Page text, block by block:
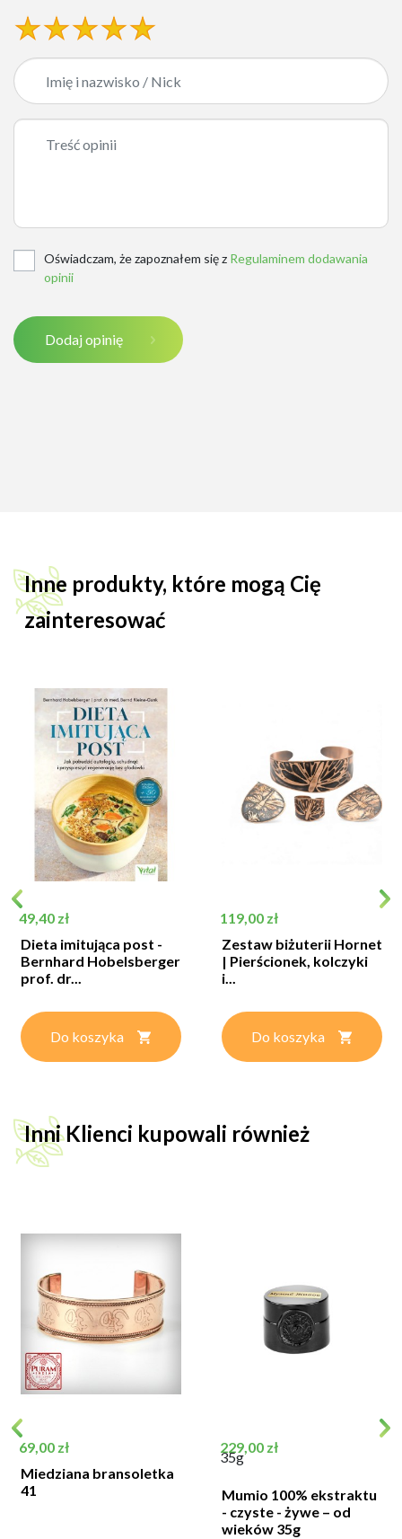
Oświadczam, że zapoznałem się z Regulaminem dodawania
opinii
Dodaj opinię
Inne produkty, które mogą Cię
zainteresować
Cena
49,40 zł
Dieta imitująca post -
Bernhard Hobelsberger
prof. dr...
Do koszyka
Cena
119,00 zł
Zestaw biżuterii Hornet
| Pierścionek, kolczyki
i...
Do koszyka
Inni Klienci kupowali również
Cena
69,00 zł
Miedziana bransoletka
41
Cena
229,00 zł
35g
Mumio 100% ekstraktu
- czyste - żywe – od
wieków 35g